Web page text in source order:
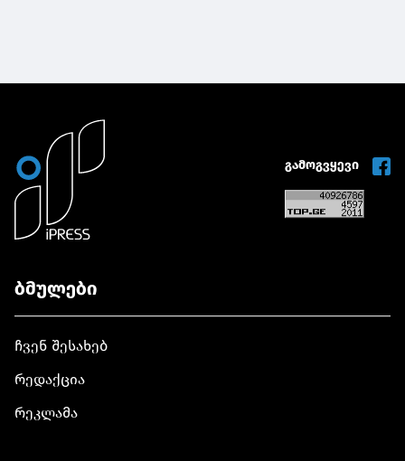
გამოგვყევი
ბმულები
ჩვენ შესახებ
რედაქცია
რეკლამა